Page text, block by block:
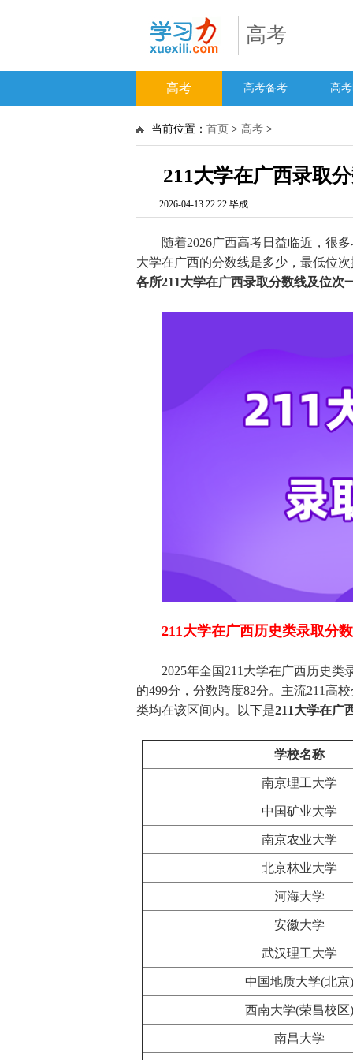
高考
高考 高考备考 高
当前位置： 首页 > 高考 >
211大学在广西录取
2026-04-13 22:22 毕成
随着2026广西高考日益临近，很多
大学在广西的分数线是多少，最低位
各所211大学在广西录取分数线及位次
211大学在广西历史类录取分
2025年全国211大学在广西历史类
的499分，分数跨度82分。主流211高
类均在该区间内。以下是211大学在广
学校名称
南京理工大学
中国矿业大学
南京农业大学
北京林业大学
河海大学
安徽大学
武汉理工大学
中国地质大学(北京)
西南大学(荣昌校区)
南昌大学